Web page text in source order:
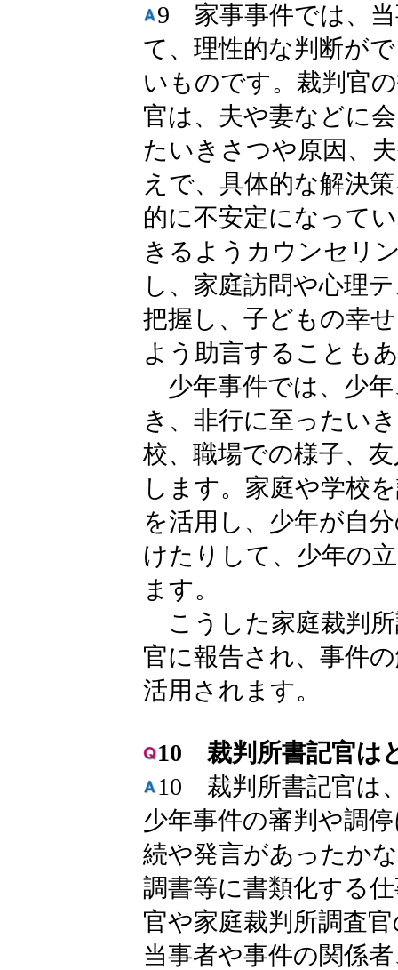
9 家事事件では、当
て、理性的な判断が
いものです。裁判官
官は、夫や妻などに
たいきさつや原因、
えで、具体的な解決
的に不安定になって
きるようカウンセリ
し、家庭訪問や心理
把握し、子どもの幸
よう助言することも
少年事件では、少
き、非行に至ったい
校、職場での様子、
します。家庭や学校
を活用し、少年が自
けたりして、少年の
ます。
こうした家庭裁判所
官に報告され、事件
活用されます。
10 裁判所書記官は
10 裁判所書記官は
少年事件の審判や調
続や発言があったか
調書等に書類化する
官や家庭裁判所調査
当事者や事件の関係